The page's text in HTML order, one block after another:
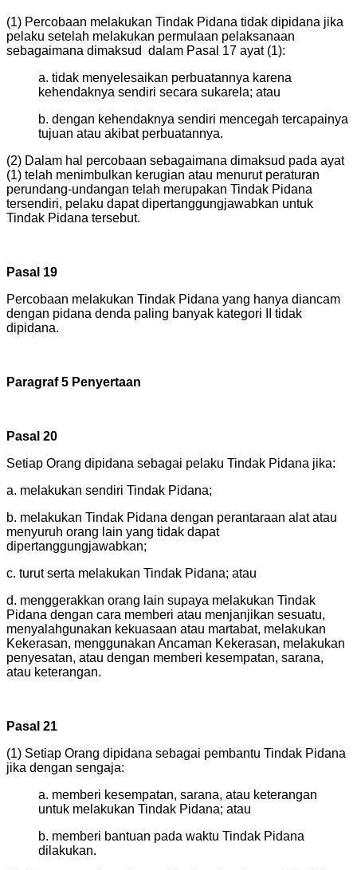
(1) Percobaan melakukan Tindak Pidana tidak dipidana jika
pelaku setelah melakukan permulaan pelaksanaan
sebagaimana dimaksud dalam Pasal 17 ayat (1):
a. tidak menyelesaikan perbuatannya karena
kehendaknya sendiri secara sukarela; atau
b. dengan kehendaknya sendiri mencegah tercapainya
tujuan atau akibat perbuatannya.
(2) Dalam hal percobaan sebagaimana dimaksud pada ayat
(1) telah menimbulkan kerugian atau menurut peraturan
perundang-undangan telah merupakan Tindak Pidana
tersendiri, pelaku dapat dipertanggungjawabkan untuk
Tindak Pidana tersebut.
Pasal 19
Percobaan melakukan Tindak Pidana yang hanya diancam
dengan pidana denda paling banyak kategori II tidak
dipidana.
Paragraf 5 Penyertaan
Pasal 20
Setiap Orang dipidana sebagai pelaku Tindak Pidana jika:
a. melakukan sendiri Tindak Pidana;
b. melakukan Tindak Pidana dengan perantaraan alat atau
menyuruh orang lain yang tidak dapat
dipertanggungjawabkan;
c. turut serta melakukan Tindak Pidana; atau
d. menggerakkan orang lain supaya melakukan Tindak
Pidana dengan cara memberi atau menjanjikan sesuatu,
menyalahgunakan kekuasaan atau martabat, melakukan
Kekerasan, menggunakan Ancaman Kekerasan, melakukan
penyesatan, atau dengan memberi kesempatan, sarana,
atau keterangan.
Pasal 21
(1) Setiap Orang dipidana sebagai pembantu Tindak Pidana
jika dengan sengaja:
a. memberi kesempatan, sarana, atau keterangan
untuk melakukan Tindak Pidana; atau
b. memberi bantuan pada waktu Tindak Pidana
dilakukan.